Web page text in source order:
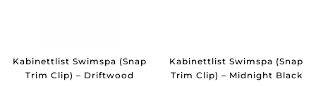
Kabinettlist Swimspa (Snap
Trim Clip) – Driftwood
Kabinettlist Swimspa (Snap
Trim Clip) – Midnight Black